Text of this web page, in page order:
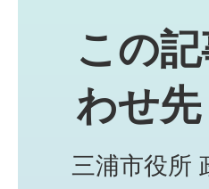
この
わせ先
三浦市役所